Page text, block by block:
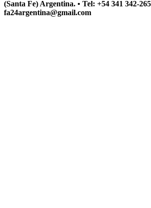
(Santa Fe) Argentina. • Tel: +54 341 342-
fa24argentina@gmail.com